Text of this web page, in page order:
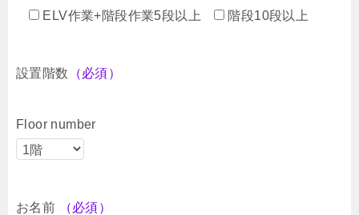
ELV作業+階段作業5段以上
階段10段以上
設置階数 （必須）
Floor number
お名前
（必須）